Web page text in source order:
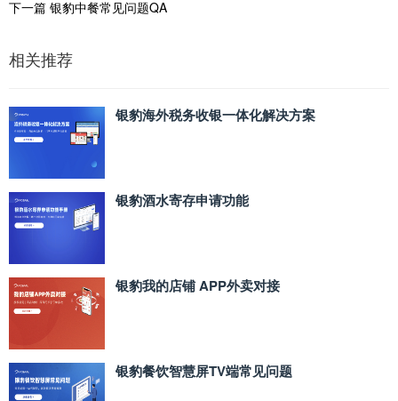
下一篇 银豹中餐常见问题QA
相关推荐
银豹海外税务收银一体化解决方案
银豹酒水寄存申请功能
银豹我的店铺 APP外卖对接
银豹餐饮智慧屏TV端常见问题